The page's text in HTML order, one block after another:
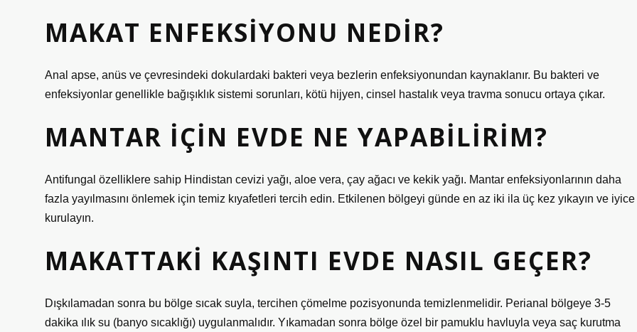
MAKAT ENFEKSIYONU NEDIR?
Anal apse, anüs ve çevresindeki dokulardaki bakteri veya bezlerin enfeksiyonundan kaynaklanır. Bu bakteri ve
enfeksiyonlar genellikle bağışıklık sistemi sorunları, kötü hijyen, cinsel hastalık veya travma sonucu ortaya çıkar.
MANTAR IÇIN EVDE NE YAPABILIRIM?
Antifungal özelliklere sahip Hindistan cevizi yağı, aloe vera, çay ağacı ve kekik yağı. Mantar enfeksiyonlarının daha
fazla yayılmasını önlemek için temiz kıyafetleri tercih edin. Etkilenen bölgeyi günde en az iki ila üç kez yıkayın ve iyice
kurulayın.
MAKATTAKI KAŞINTI EVDE NASIL GEÇER?
Dışkılamadan sonra bu bölge sıcak suyla, tercihen çömelme pozisyonunda temizlenmelidir. Perianal bölgeye 3-5
dakika ılık su (banyo sıcaklığı) uygulanmalıdır. Yıkamadan sonra bölge özel bir pamuklu havluyla veya saç kurutma